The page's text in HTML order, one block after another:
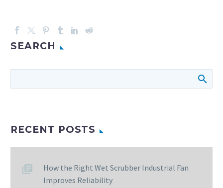
SEARCH
RECENT POSTS
How the Right Wet Scrubber Industrial Fan
Improves Reliability